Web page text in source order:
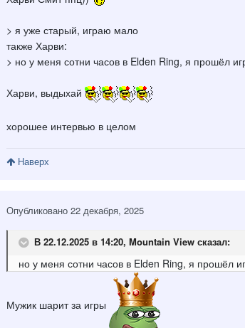
> я уже старый, играю мало
также Харви:
> но у меня сотни часов в Elden Ring, я прошёл
Харви, выдыхай
хорошее интервью в целом
Наверх
Опубликовано 22 декабря, 2025
В 22.12.2025 в 14:20, Mountain Viewсказал:
но у меня сотни часов в Elden Ring, я прошёл
Мужик шарит за игры